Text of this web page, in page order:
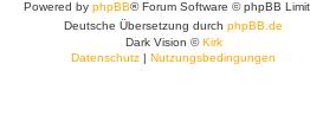
Powered by phpBB® Forum Software © phpBB
Deutsche Übersetzung durch phpBB.de
Dark Vision ©Kirk
Datenschutz | Nutzungsbedingungen